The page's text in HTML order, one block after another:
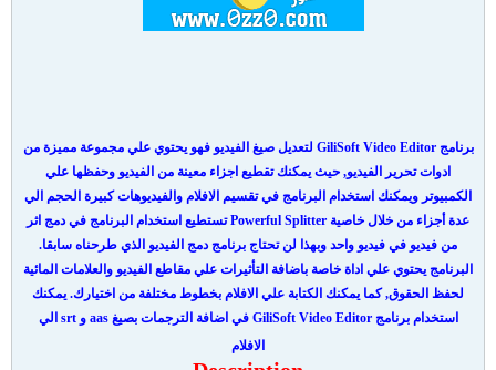
برنامج GiliSoft Video Editor لتعديل صيغ الفيديو فهو يحتوي علي مجموعة مميزة من
ادوات تحرير الفيديو, حيث يمكنك تقطيع اجزاء معينة من الفيديو وحفظها علي
الكمبيوتر ويمكنك استخدام البرنامج في تقسيم الافلام والفيديوهات كبيرة الحجم الي
عدة أجزاء من خلال خاصية Powerful Splitter تستطيع استخدام البرنامج في دمج اثر
من فيديو في فيديو واحد وبهذا لن تحتاج برنامج دمج الفيديو الذي طرحناه سابقا.
البرنامج يحتوي علي اداة خاصة باضافة التأثيرات علي مقاطع الفيديو والعلامات المائية
لحفظ الحقوق, كما يمكنك الكتابة علي الافلام بخطوط مختلفة من اختيارك. يمكنك
استخدام برنامج GiliSoft Video Editor في اضافة الترجمات بصيغ aas و srt الي
الافلام